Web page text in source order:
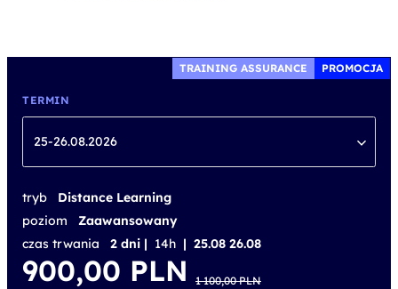
TRAINING ASSURANCE PROMOCJA
TERMIN
25-26.08.2026
tryb
Distance Learning
poziom
Zaawansowany
czas trwania
2 dni | 14h | 25.08 26.08
1 100,00PLN
Pierwotna
cena
wynosiła:
900,00 PLN
Aktualna
cena
wynosi: